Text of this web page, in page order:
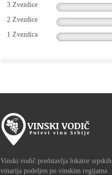
3 Zvezdice
2 Zvezdice
1 Zvezdica
Vinski vodič predstavlja lokator srpskih
vinarija podeljen po vinskim regijama.